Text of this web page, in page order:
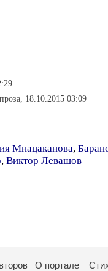
18.10.2015 03:09
Мнацаканова,
, Виктор Левашов
О портале